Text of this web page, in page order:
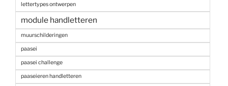
lettertypes ontwerpen
module handletteren
muurschilderingen
paasei
paasei challenge
paaseieren handletteren